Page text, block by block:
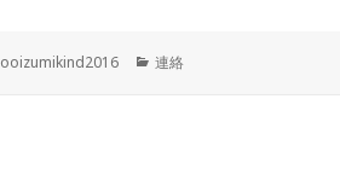
作
ooizumikind2016
カ
連絡